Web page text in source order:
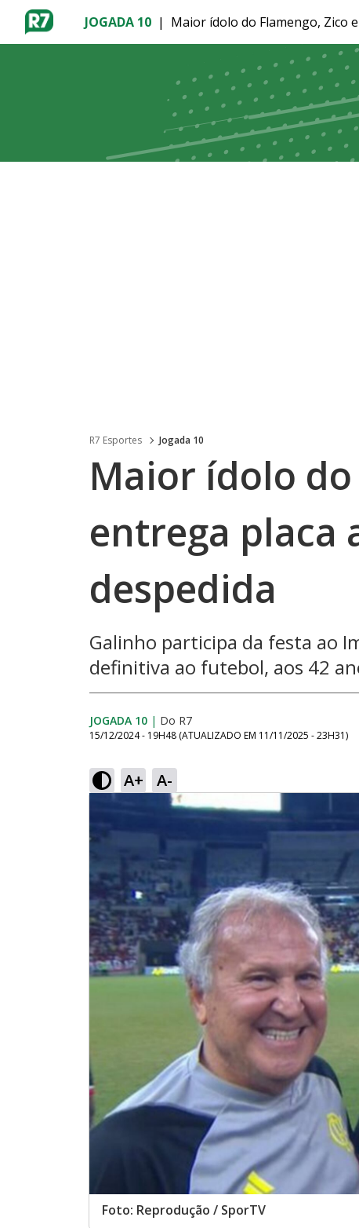
MENU BRASÍLIA ENTRETÊ ESPORTES
JOGADA 10 | Maior ídolo do Flamengo, Zico
R7 Esportes Jogada 10
Maior ídolo
entrega placa
despedida
Galinho participa da festa ao
definitiva ao futebol, aos 42
JOGADA 10 | Do R7
15/12/2024 - 19H48 (ATUALIZADO EM 11/11/2025 - 23H31)
A+ A-
Foto: Reprodução / SporTV